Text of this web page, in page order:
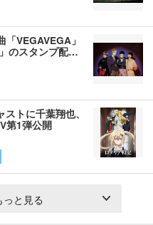
VEGAVEGA」
のスタンプ配…
トに千葉翔也、
第1弾公開
と見る